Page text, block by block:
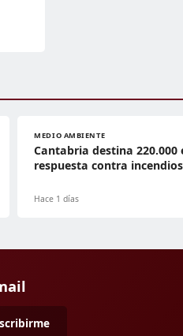
MEDIO AMBIENTE
Cantabria destina 220.000
respuesta contra
Hace 1 días